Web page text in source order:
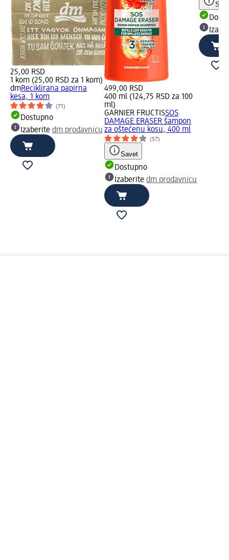
25,00 RSD
1 kom (25,00 RSD za 1 kom)
dmReciklirana papirna
kesa, 1 kom
(71)
Dostupno
Izaberite dm prodavnicu
499,00 RSD
400 ml (124,75 RSD za 100
ml)
GARNIER FRUCTISSOS
DAMAGE ERASER šampon
za oštećenu kosu, 400 ml
(57)
Savet
Dostupno
Izaberitedm prodavnicu